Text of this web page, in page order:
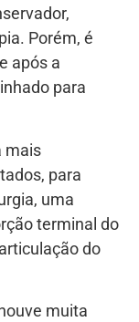
Porém, é
após a
para
mais
para
uma
terminal do
do
muita